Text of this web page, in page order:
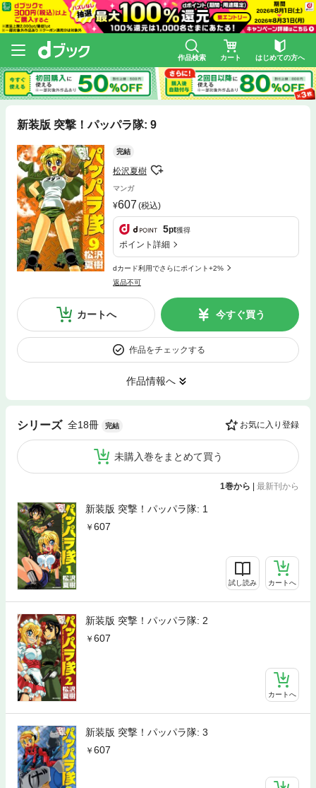
作品検索 カート はじめての方へ
新装版 突撃！パッパラ隊: 9
完結
松沢夏樹
マンガ
607 (税込)
5pt獲得
ポイント詳細
dカード利用でさらにポイント+2%
返品不可
カートへ 今すぐ買う
作品をチェックする
作品情報へ
シリーズ 全18冊 完結 お気に入り登録
未購入巻をまとめて買う
1巻から 最新刊から
新装版 突撃！パッパラ隊: 1
607
試し読み カートへ
新装版 突撃！パッパラ隊: 2
607
カートへ
新装版 突撃！パッパラ隊: 3
607